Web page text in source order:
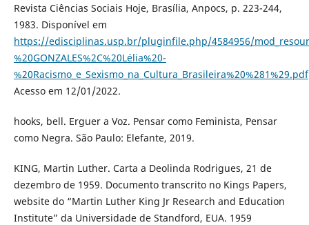
Revista Ciências Sociais Hoje, Brasília, Anpocs, p. 223-244,
1983. Disponível em
https://edisciplinas.usp.br/pluginfile.php/4584956/
%20GONZALES%2C%20Lélia%20-
%20Racismo_e_Sexismo_na_Cultura_Brasileira%20%281%29.pdf
Acesso em 12/01/2022.
hooks, bell. Erguer a Voz. Pensar como Feminista, Pensar
como Negra. São Paulo: Elefante, 2019.
KING, Martin Luther. Carta a Deolinda Rodrigues, 21 de
dezembro de 1959. Documento transcrito no Kings Papers,
website do “Martin Luther King Jr Research and Education
Institute” da Universidade de Standford, EUA. 1959